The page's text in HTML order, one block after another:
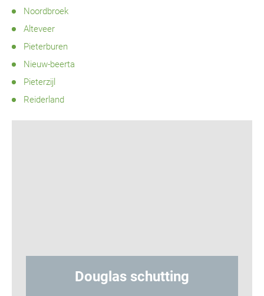
Noordbroek
Alteveer
Pieterburen
Nieuw-beerta
Pieterzijl
Reiderland
Hout-betonschutting